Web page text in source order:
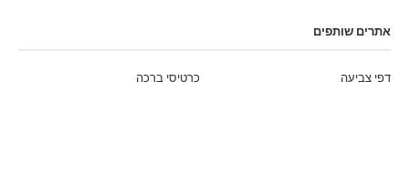
אתרים שותפים
כרטיסי ברכה דפי צביעה